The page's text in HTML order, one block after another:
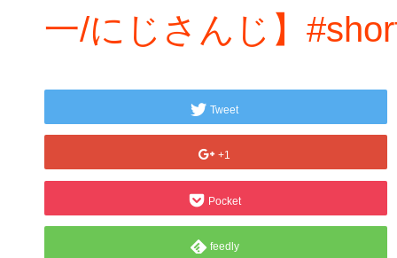
一/にじさんじ】
Tweet
+1
Pocket
feedly